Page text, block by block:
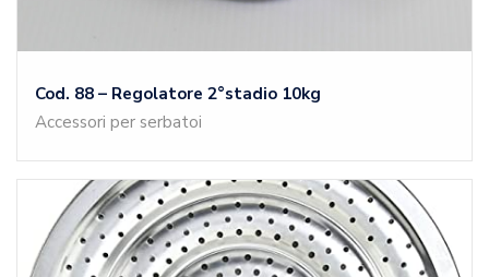
Cod. 88 – Regolatore 2°stadio 10kg
Accessori per serbatoi